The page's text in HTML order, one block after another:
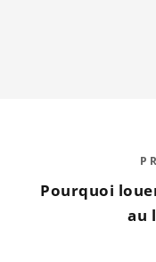
Pourquoi
au